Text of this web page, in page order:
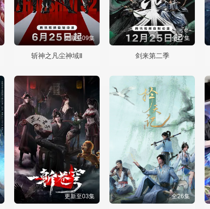
更新至09集
斩神之凡尘神域Ⅱ
全27集
剑来第二季
更新至03集 全26集